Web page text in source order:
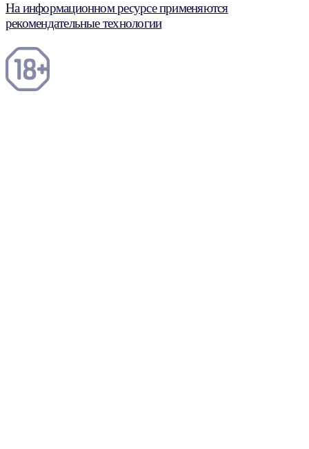
На информационном ресурсе применяются
рекомендательные технологии